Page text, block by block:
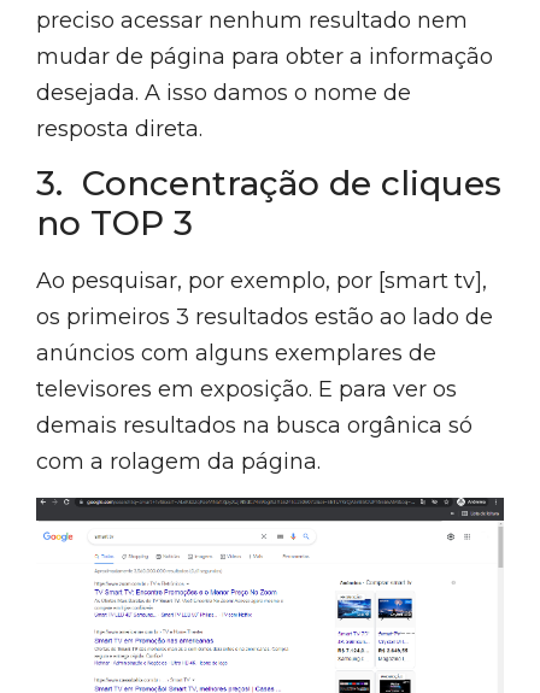
preciso acessar nenhum resultado nem
mudar de página para obter a informação
desejada. A isso damos o nome de
resposta direta.
3. Concentração de cliques
no TOP 3
Ao pesquisar, por exemplo, por [smart tv],
os primeiros 3 resultados estão ao lado de
anúncios com alguns exemplares de
televisores em exposição. E para ver os
demais resultados na busca orgânica só
com a rolagem da página.